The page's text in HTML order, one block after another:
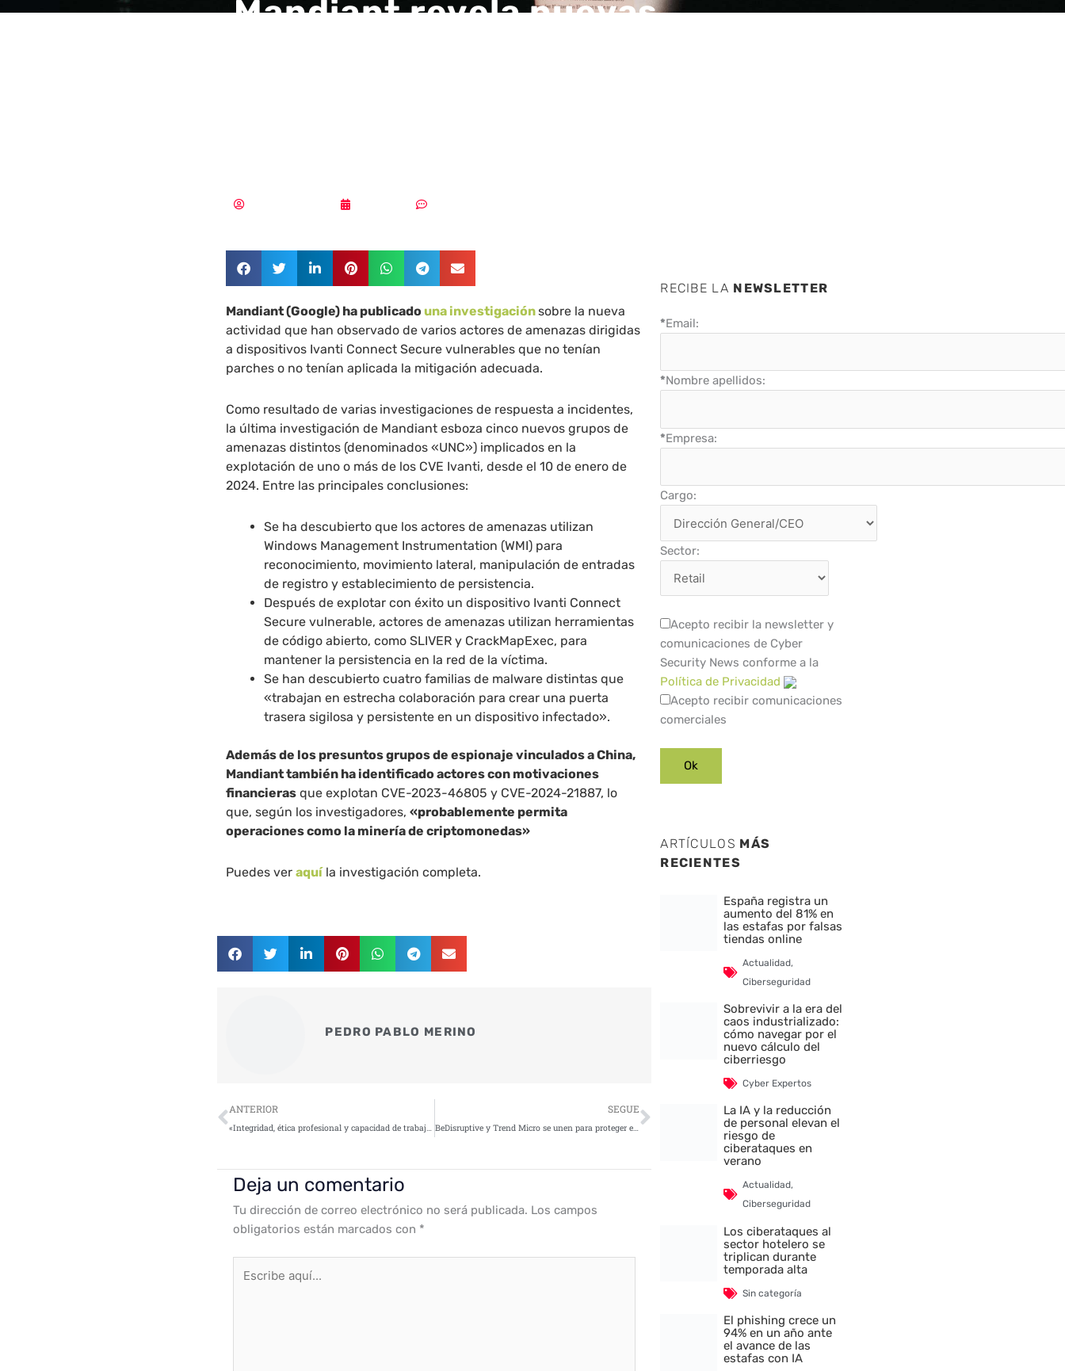
Mandiant revela nuevas
Mandiant (Google) ha publicadouna investigaciónsobre la nueva
actividad que han observado de varios actores de amenazas dirigidas
a dispositivos Ivanti Connect Secure vulnerables que no tenían
parches o no tenían aplicada la mitigación adecuada.
Como resultado de varias investigaciones de respuesta a incidentes,
la última investigación de Mandiant esboza cinco nuevos grupos de
amenazas distintos (denominados «UNC») implicados en la
explotación de uno o más de los CVE Ivanti, desde el 10 de enero de
2024. Entre las principales conclusiones:
Se ha descubierto que los actores de amenazas utilizan
Windows Management Instrumentation (WMI) para
reconocimiento, movimiento lateral, manipulación de entradas
de registro y establecimiento de persistencia.
Después de explotar con éxito un dispositivo Ivanti Connect
Secure vulnerable, actores de amenazas utilizan herramientas
de código abierto, como SLIVER y CrackMapExec, para
mantener la persistencia en la red de la víctima.
Se han descubierto cuatro familias de malware distintas que
«trabajan en estrecha colaboración para crear una puerta
trasera sigilosa y persistente en un dispositivo infectado».
Además de los presuntos grupos de espionaje vinculados a China,
Mandiant también ha identificado actores con motivaciones
financieras que explotan CVE-2023-46805 y CVE-2024-21887, lo
que, según los investigadores,«probablemente permita
operaciones como la minería de criptomonedas»
Puedes veraquíla investigación completa.
PEDRO PABLO MERINO
Ant
ANTERIOR
«Integridad, ética profesional y capacidad de trabajo bajo presión son fundamentales en la ciberseguridad y el hacking ético»
SEGUE
BeDisruptive y Trend Micro se unen para proteger entornos industriales
Siguiente
Deja un comentario
Tu dirección de correo electrónico no será publicada. Los campos
obligatorios están marcados con *
aquí...
RECIBE LA NEWSLETTER
*Email:
*Nombre apellidos:
*Empresa:
Cargo:
Sector:
Acepto recibir la newsletter y
comunicaciones de Cyber
Security News conforme a la
Política de Privacidad
Acepto recibir comunicaciones
comerciales
ARTÍCULOS MÁS
RECIENTES
España registra un
aumento del 81% en
las estafas por falsas
tiendas online
Actualidad,
Ciberseguridad
Sobrevivir a la era del
caos industrializado:
cómo navegar por el
nuevo cálculo del
ciberriesgo
Cyber Expertos
La IA y la reducción
de personal elevan el
riesgo de
ciberataques en
verano
Actualidad,
Ciberseguridad
Los ciberataques al
sector hotelero se
triplican durante
temporada alta
Sin categoría
El phishing crece un
94% en un año ante
el avance de las
estafas con IA